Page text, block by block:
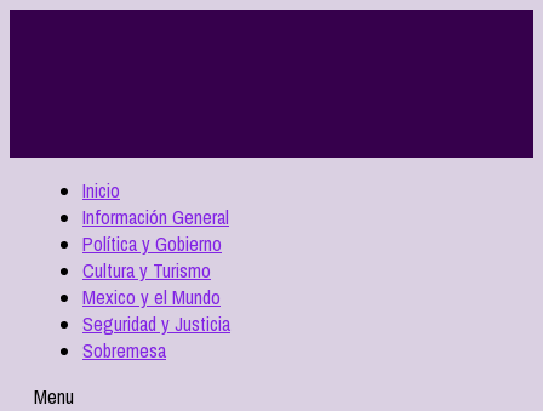
Inicio
Información General
Política y Gobierno
Cultura y Turismo
Mexico y el Mundo
Seguridad y Justicia
Sobremesa
Menu